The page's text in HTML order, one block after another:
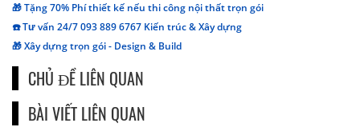
🎁 Tặng 70% Phí thiết kế nếu thi công nội thất trọn gói
☎️ Tư vấn 24/7 093 889 6767 Kiến trúc & Xây dựng
🎁 Xây dựng trọn gói - Design & Build
CHỦ ĐỀ LIÊN QUAN
BÀI VIẾT LIÊN QUAN